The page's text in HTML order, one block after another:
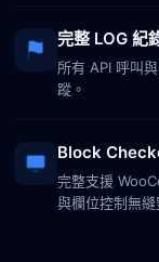
完整 LOG 紀
所有 API 呼叫
蹤。
Block
完整支援
與欄位控制無縫